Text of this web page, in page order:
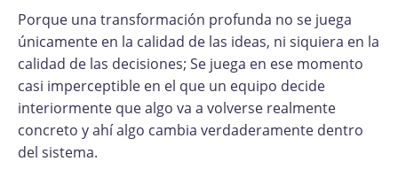
Porque una transformación profunda no se juega
únicamente en la calidad de las ideas, ni siquiera en la
calidad de las decisiones; Se juega en ese momento
casi imperceptible en el que un equipo decide
interiormente que algo va a volverse realmente
concreto y ahí algo cambia verdaderamente dentro
del sistema.